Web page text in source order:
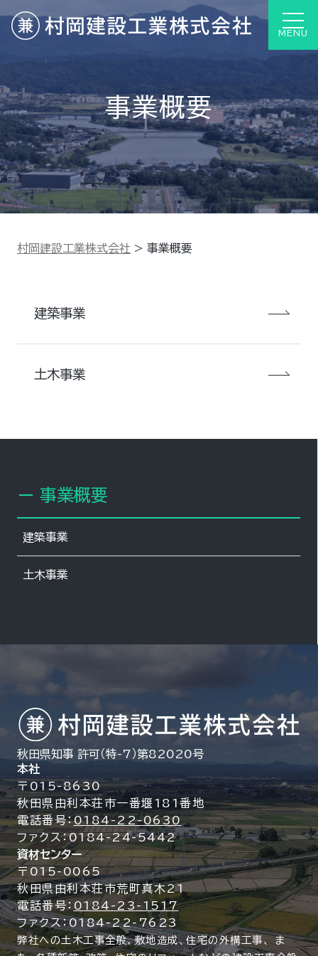
MENU
事業概要
事業概要
建築事業
土木事業
村岡建設工業株式会社 > 事業概要
建築事業
土木事業
秋田県知事 許可（特-7）第82020号
本社
〒015-8630
秋田県由利本荘市一番堰181番地
電話番号：0184-22-0630
ファクス：0184-24-5442
資材センター
〒015-0065
秋田県由利本荘市荒町真木21
電話番号：0184-23-1517
ファクス：0184-22-7623
弊社への土木工事全般、敷地造成、住宅の外構工事、
ま